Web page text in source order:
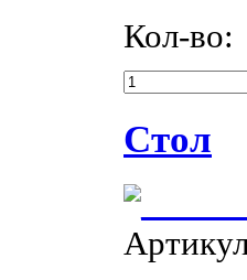
Кол-во:
Стол